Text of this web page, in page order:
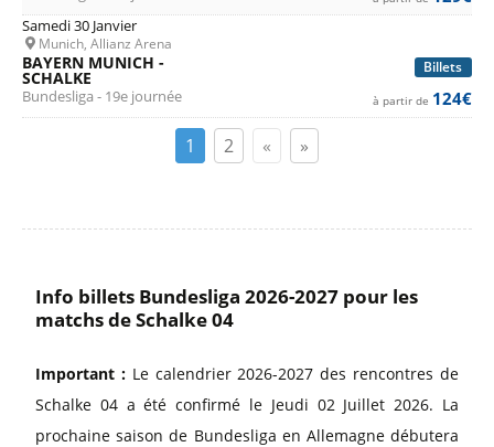
Samedi 30 Janvier
Munich, Allianz Arena
Billets
BAYERN MUNICH -
SCHALKE
Bundesliga - 19e journée à partir de 124€
1 2 « »
Info billets Bundesliga 2026-2027 pour les
matchs de Schalke 04
Important : Le calendrier 2026-2027 des rencontres de
Schalke 04 a été confirmé le Jeudi 02 Juillet 2026. La
prochaine saison de Bundesliga en Allemagne débutera